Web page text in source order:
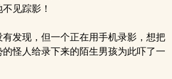
见踪影！
发现，但一个正在用手机录影，想把
怪人给录下来的陌生男孩为此吓了一